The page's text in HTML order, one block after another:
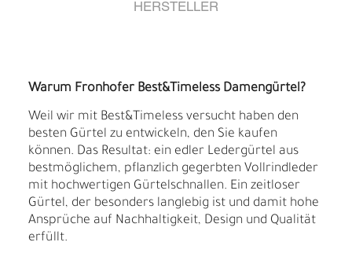
HERSTELLER
Warum Fronhofer Best&Timeless Damengürtel?
Weil wir mit Best&Timeless versucht haben den
besten Gürtel zu entwickeln, den Sie kaufen
können. Das Resultat: ein edler Ledergürtel aus
bestmöglichem, pflanzlich gegerbten Vollrindleder
mit hochwertigen Gürtelschnallen. Ein zeitloser
Gürtel, der besonders langlebig ist und damit hohe
Ansprüche auf Nachhaltigkeit, Design und Qualität
erfüllt.